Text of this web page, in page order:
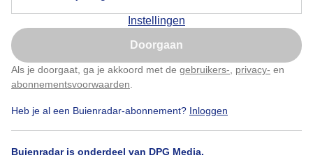
Instellingen
Doorgaan
Als je doorgaat, ga je akkoord met de gebruikers- privacy- en
abonnementsvoorwaarden
Heb je al een Buienradar-abonnement? Inloggen
Buienradar is onderdeel van DPG Media.
Lente
Zomer
Over Buienradar
Nu niet, misschien later
Klik hierom dit aan te passen